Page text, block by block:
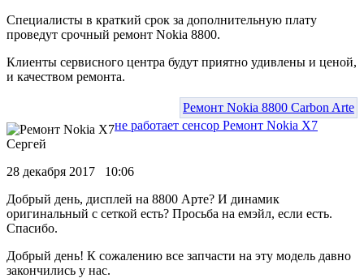
Специалисты в краткий срок за дополнительную плату
проведут срочный ремонт Nokia 8800.
Клиенты сервисного центра будут приятно удивлены и ценой,
и качеством ремонта.
Ремонт Nokia 8800 Carbon Arte
не работает сенсор Ремонт Nokia X7
Сергей
28 декабря 2017 10:06
Добрый день, дисплей на 8800 Арте? И динамик
оригинальный с сеткой есть? Просьба на емэйл, если есть.
Спасибо.
Добрый день! К сожалению все запчасти на эту модель давно
закончились у нас.